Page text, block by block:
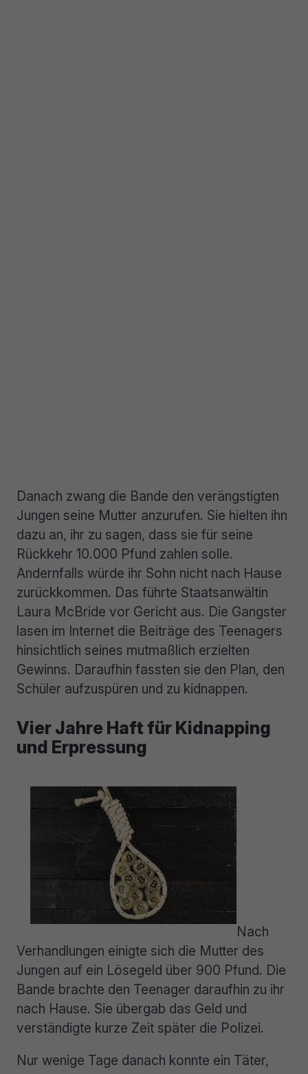
Danach zwang die Bande den verängstigten
Jungen seine Mutter anzurufen. Sie hielten ihn
dazu an, ihr zu sagen, dass sie für seine
Rückkehr 10.000 Pfund zahlen solle.
Andernfalls würde ihr Sohn nicht nach Hause
zurückkommen. Das führte Staatsanwältin
Laura McBride vor Gericht aus. Die Gangster
lasen im Internet die Beiträge des Teenagers
hinsichtlich seines mutmaßlich erzielten
Gewinns. Daraufhin fassten sie den Plan, den
Schüler aufzuspüren und zu kidnappen.
Vier Jahre Haft für Kidnapping
und Erpressung
Nach
Verhandlungen einigte sich die Mutter des
Jungen auf ein Lösegeld über 900 Pfund. Die
Bande brachte den Teenager daraufhin zu ihr
nach Hause. Sie übergab das Geld und
verständigte kurze Zeit später die Polizei.
Nur wenige Tage danach konnte ein Täter,